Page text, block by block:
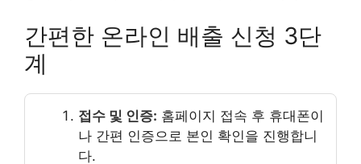
간편한 온라인 배출 신청 3단
계
접수 및 인증: 홈페이지 접속 후 휴대폰이
나 간편 인증으로 본인 확인을 진행합니
다.